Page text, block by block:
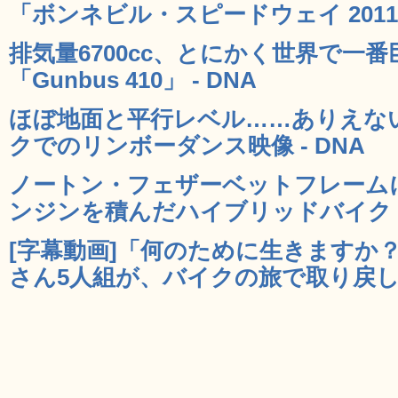
「ボンネビル・スピードウェイ
排気量6700cc、とにかく世界で一番
「Gunbus 410」 - DNA
ほぼ地面と平行レベル……ありえな
クでのリンボーダンス映像 - DNA
ノートン・フェザーベットフレー
ンジンを積んだハイブリッドバイ
[字幕動画]「何のために生きますか
さん5人組が、バイクの旅で取り戻